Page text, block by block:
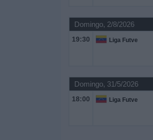
Domingo, 2/8/2026
19:30 Liga Futve
Domingo, 31/5/2026
18:00 Liga Futve